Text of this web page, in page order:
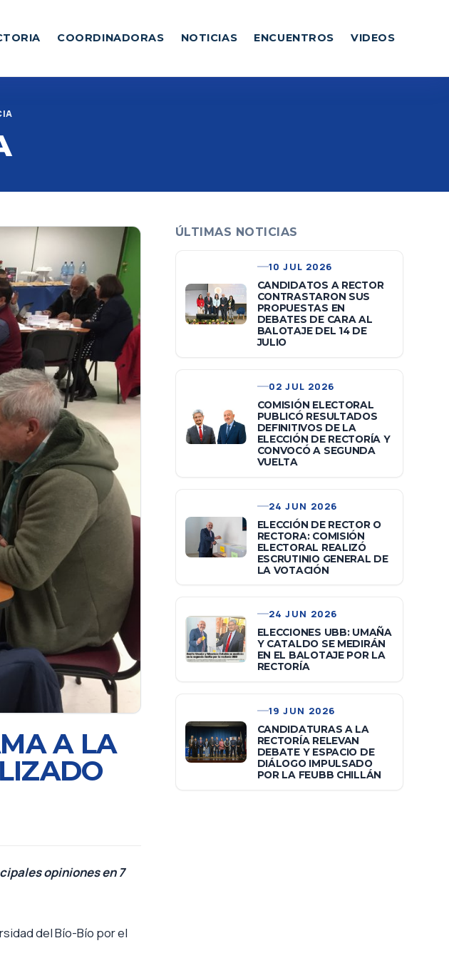
COORDINADORAS NOTICIAS ENCUENTROS VIDEOS
A LA
opiniones en 7
del Bío-Bío por el
ÚLTIMAS NOTICIAS
10 JUL 2026
CANDIDATOS A RECTOR
CONTRASTARON SUS
PROPUESTAS EN
DEBATES DE CARA AL
BALOTAJE DEL 14 DE
JULIO
02 JUL 2026
COMISIÓN ELECTORAL
PUBLICÓ RESULTADOS
DEFINITIVOS DE LA
ELECCIÓN DE RECTORÍA Y
CONVOCÓ A SEGUNDA
VUELTA
24 JUN 2026
ELECCIÓN DE RECTOR O
RECTORA: COMISIÓN
ELECTORAL REALIZÓ
ESCRUTINIO GENERAL DE
LA VOTACIÓN
24 JUN 2026
ELECCIONES UBB: UMAÑA
Y CATALDO SE MEDIRÁN
EN EL BALOTAJE POR LA
RECTORÍA
19 JUN 2026
CANDIDATURAS A LA
RECTORÍA RELEVAN
DEBATE Y ESPACIO DE
DIÁLOGO IMPULSADO
POR LA FEUBB CHILLÁN